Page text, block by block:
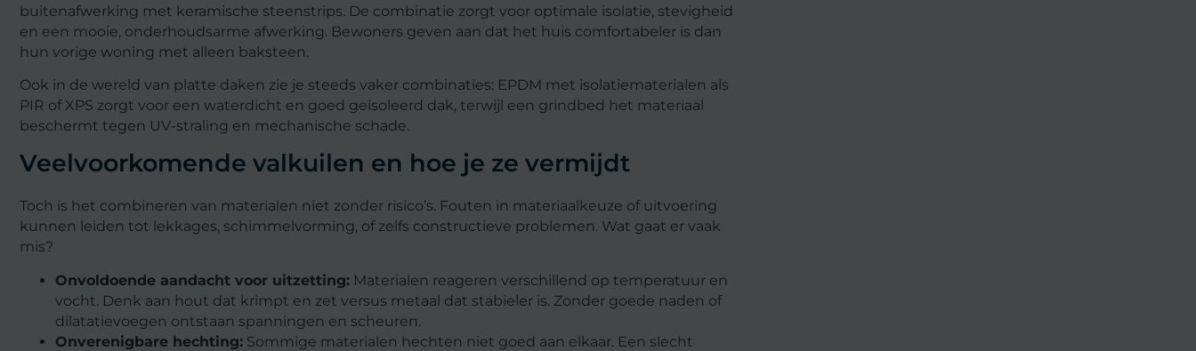
buitenafwerking met keramische steenstrips. De combinatie zorgt voor optimale isolatie, stevigheid
en een mooie, onderhoudsarme afwerking. Bewoners geven aan dat het huis comfortabeler is dan
hun vorige woning met alleen baksteen.
Ook in de wereld van platte daken zie je steeds vaker combinaties: EPDM met isolatiematerialen als
PIR of XPS zorgt voor een waterdicht en goed geïsoleerd dak, terwijl een grindbed het materiaal
beschermt tegen UV-straling en mechanische schade.
Veelvoorkomende valkuilen en hoe je ze vermijdt
Toch is het combineren van materialen niet zonder risico’s. Fouten in materiaalkeuze of uitvoering
kunnen leiden tot lekkages, schimmelvorming, of zelfs constructieve problemen. Wat gaat er vaak
mis?
Onvoldoende aandacht voor uitzetting: Materialen reageren verschillend op temperatuur en
vocht. Denk aan hout dat krimpt en zet versus metaal dat stabieler is. Zonder goede naden of
dilatatievoegen ontstaan spanningen en scheuren.
Onverenigbare hechting: Sommige materialen hechten niet goed aan elkaar. Een slecht